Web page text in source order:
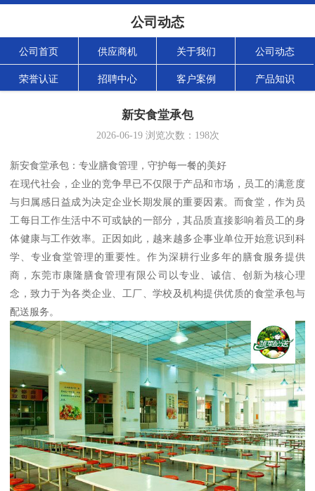
公司动态
公司首页 供应商机 关于我们 公司动态
荣誉认证 招聘中心 客户案例 产品知识
新安食堂承包
2026-06-19浏览次数： 198次
新安食堂承包：专业膳食管理，守护每一餐的美好
在现代社会，企业的竞争早已不仅限于产品和市场，员工的满意度
与归属感日益成为决定企业长期发展的重要因素。而食堂，作为员
工每日工作生活中不可或缺的一部分，其品质直接影响着员工的身
体健康与工作效率。正因如此，越来越多企事业单位开始意识到科
学、专业食堂管理的重要性。作为深耕行业多年的膳食服务提供
商，东莞市康隆膳食管理有限公司以专业、诚信、创新为核心理
念，致力于为各类企业、工厂、学校及机构提供优质的食堂承包与
配送服务。